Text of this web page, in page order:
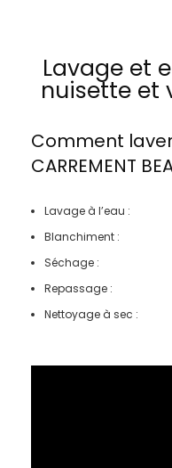
Lavage et
nuisette et
Comment
CARREMENT
Lavage à l’eau :
Blanchiment :
Séchage :
Repassage :
Nettoyage à sec :